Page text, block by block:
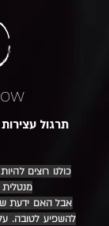
תרגול
כולנו רוצים
אבל האם ידעת
להשפיע לטובה. על